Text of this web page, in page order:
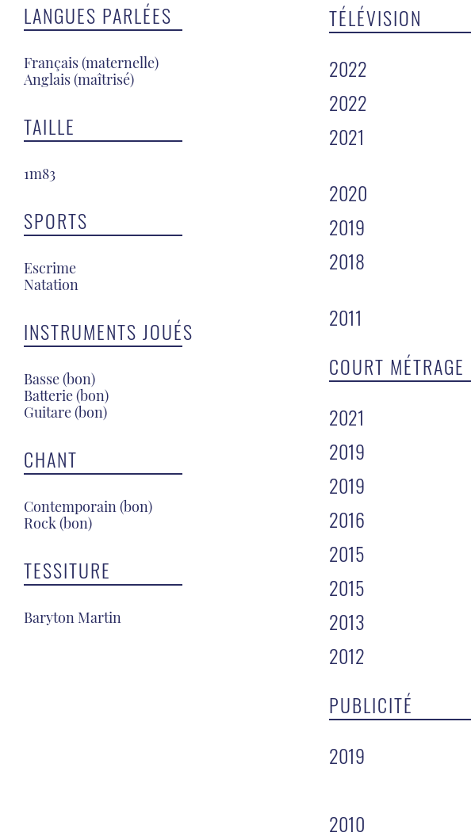
LANGUES PARLÉES
Français (maternelle)
Anglais (maîtrisé)
TAILLE
1m83
SPORTS
Escrime
Natation
INSTRUMENTS JOUÉS
Basse (bon)
Batterie (bon)
Guitare (bon)
CHANT
Contemporain (bon)
Rock (bon)
TESSITURE
Baryton Martin
TÉLÉVISION
2022
2022
2021
2020
2019
2018
2011
COURT MÉTRAGE
2021
2019
2019
2016
2015
2015
2013
2012
PUBLICITÉ
2019
2010